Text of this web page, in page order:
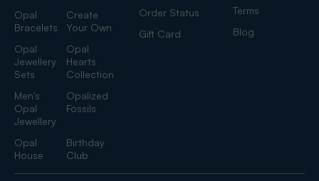
Opal
Bracelets
Create
Your Own
Opal
Jewellery
Sets
Opal
Hearts
Collection
Men's
Opal
Jewellery
Opalized
Fossils
Opal
House
Birthday
Club
Order Status
Gift Card
Terms
Blog